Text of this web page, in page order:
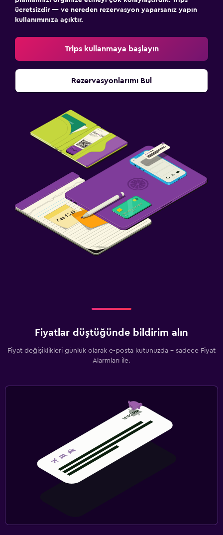
ücretsizdir — ve nereden rezervasyon yaparsanız yapın
kullanımınıza açıktır.
Trips kullanmaya başlayın
Rezervasyonlarımı Bul
Fiyatlar düştüğünde bildirim alın
Fiyat değişiklikleri günlük olarak e-posta kutunuzda - sadece Fiyat
Alarmları ile.